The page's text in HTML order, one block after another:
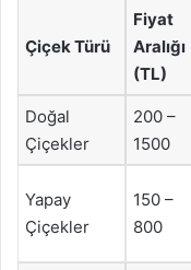
Çiçek Türü
Fiyat
Aralığı
(TL)
Doğal
Çiçekler
200 –
1500
Yapay
Çiçekler
150 –
800